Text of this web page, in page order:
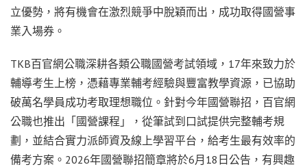
立優勢，將有機會在激烈競爭中脫穎而出，成功取得國營事
業入場券。
TKB百官網公職深耕各類公職國營考試領域，17年來致力於
輔導考生上榜，憑藉專業輔考經驗與豐富教學資源，已協助
破萬名學員成功考取理想職位。針對今年國營聯招，百官網
公職也推出「國營課程」，從筆試到口試提供完整輔考規
劃，並結合實力派師資及線上學習平台，給考生最有效率的
備考方案。2026年國營聯招簡章將於6月18日公告，有興趣